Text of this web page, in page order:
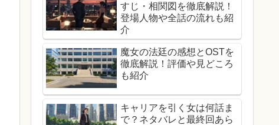
すじ・相関図を徹底解説！
登場人物や全話の流れも紹
介
魔女の法廷の感想とOSTを
徹底解説！評価や見どころ
も紹介
キャリアを引く女は何話ま
で？ネタバレと最終回あら